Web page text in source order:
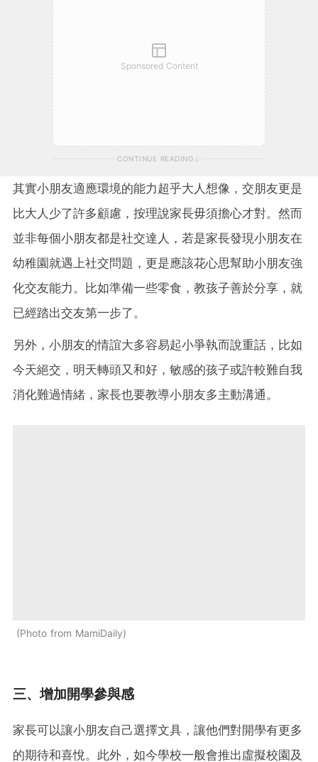
Sponsored Content
CONTINUE READING
其實小朋友適應環境的能力超乎大人想像，交朋友更是
比大人少了許多顧慮，按理說家長毋須擔心才對。然而
並非每個小朋友都是社交達人，若是家長發現小朋友在
幼稚園就遇上社交問題，更是應該花心思幫助小朋友強
化交友能力。比如準備一些零食，教孩子善於分享，就
已經踏出交友第一步了。
另外，小朋友的情誼大多容易起小爭執而說重話，比如
今天絕交，明天轉頭又和好，敏感的孩子或許較難自我
消化難過情緒，家長也要教導小朋友多主動溝通。
Photo from MamiDaily
三、增加開學參與感
家長可以讓小朋友自己選擇文具，讓他們對開學有更多
的期待和喜悅。此外，如今學校一般會推出虛擬校園及